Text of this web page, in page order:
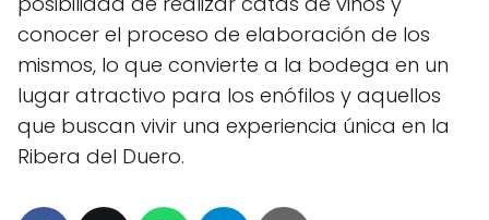
conocer el proceso de elaboración de los
mismos, lo que convierte a la bodega en un
lugar atractivo para los enófilos y aquellos
que buscan vivir una experiencia única en la
Ribera del Duero.